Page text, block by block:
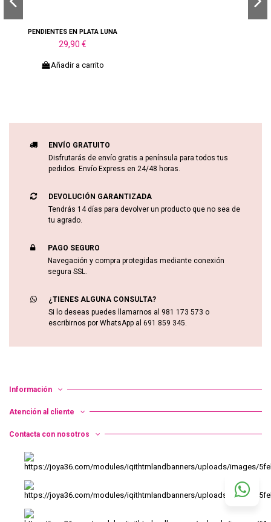
PENDIENTES EN PLATA LUNA
29,90 €
Añadir a carrito
ENVÍO GRATUITO
Disfrutarás de envío gratis a península para todos tus
pedidos. Envío Express en 24/48 horas.
DEVOLUCIÓN GARANTIZADA
Tendrás 14 días para devolver un producto que no sea de
tu agrado.
PAGO SEGURO
Navegación y compra protegidas mediante conexión
segura SSL.
¿TIENES ALGUNA CONSULTA?
Si lo deseas puedes llamarnos al 981 173 573 o
escribirnos por WhatsApp al 691 859 345.
Información
Atención al cliente
Contacta con nosotros